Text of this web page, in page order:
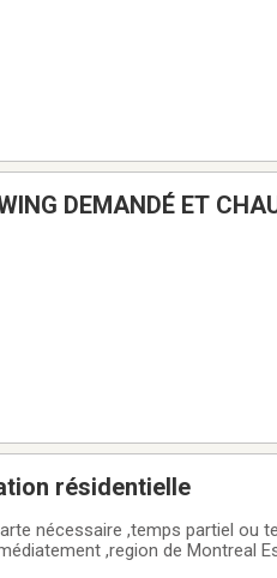
DE
résidentielle
temps plein ,ideal pour
,region de Montreal